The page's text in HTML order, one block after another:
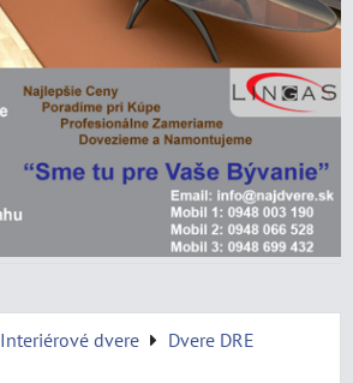
Interiérové dvere
Dvere DRE